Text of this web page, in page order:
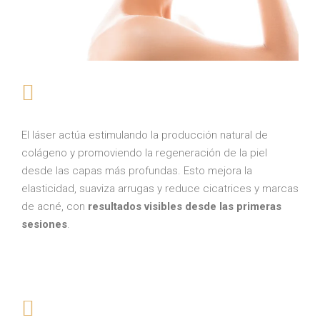
El láser actúa estimulando la producción natural de
colágeno y promoviendo la regeneración de la piel
desde las capas más profundas. Esto mejora la
elasticidad, suaviza arrugas y reduce cicatrices y marcas
de acné, con resultados visibles desde las primeras
sesiones.